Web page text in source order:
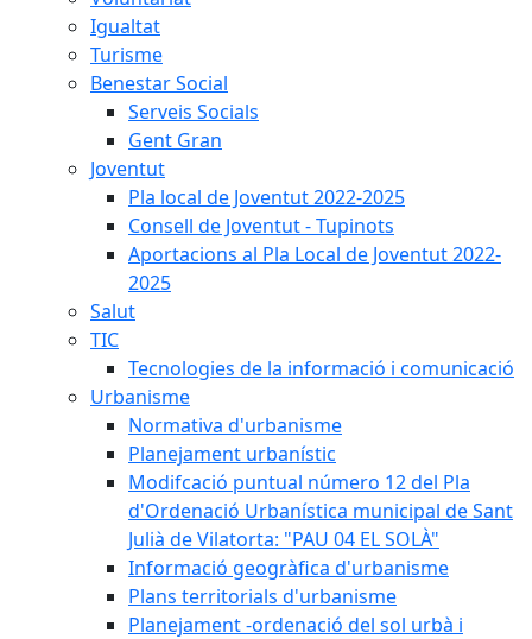
Igualtat
Turisme
Benestar Social
Serveis Socials
Gent Gran
Joventut
Pla local de Joventut 2022-2025
Consell de Joventut - Tupinots
Aportacions al Pla Local de Joventut 2022-
2025
Salut
TIC
Tecnologies de la informació i comunicació
Urbanisme
Normativa d'urbanisme
Planejament urbanístic
Modifcació puntual número 12 del Pla
d'Ordenació Urbanística municipal de Sant
Julià de Vilatorta: "PAU 04 EL SOLÀ"
Informació geogràfica d'urbanisme
Plans territorials d'urbanisme
Planejament -ordenació del sol urbà i